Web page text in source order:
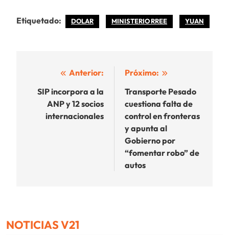
Etiquetado: DOLAR MINISTERIO RREE YUAN
Navegación
de
entradas
Anterior:
SIP incorpora a la
ANP y 12 socios
internacionales
Próximo:
Transporte Pesado
cuestiona falta de
control en fronteras
y apunta al
Gobierno por
“fomentar robo” de
autos
NOTICIAS V21